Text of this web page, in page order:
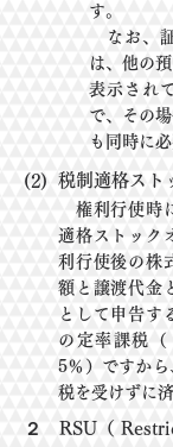
す。
なお、
は、他の
表示され
で、その
も同時に
(2) 税制適格スト
権利行使時
適格ストック
利行使後の株
額と譲渡代金
として申告す
の 定率課税 （
5％） ですか
税を受けずに
２ RSU（